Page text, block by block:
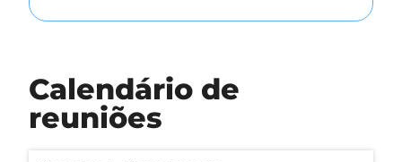
Calendário de
reuniões